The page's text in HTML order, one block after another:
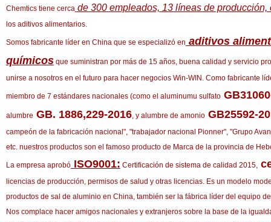
Chemtics tiene cerca de 300 empleados, 13 líneas de
los aditivos alimentarios.
Somos fabricante líder en China que se especializó en aditivos
químicosque suministran por más de 15 años, buena calidad y servicio
unirse a nosotros en el futuro para hacer negocios Win-WIN. Como fabricante
miembro de 7 estándares nacionales (como el aluminumu sulfato
alumbre GB. 1886,229-2016, y alumbre de amonioGB25592-
campeón de la fabricación nacional", "trabajador nacional Pionner", "Grupo
etc. nuestros productos son el famoso producto de Marca de la provincia de
La empresa aprobóISO9001: Certificación de sistema de calidad 2015,
licencias de producción, permisos de salud y otras licencias. Es un modelo
productos de sal de aluminio en China, también ser la fábrica líder del equipo
Nos complace hacer amigos nacionales y extranjeros sobre la base de la